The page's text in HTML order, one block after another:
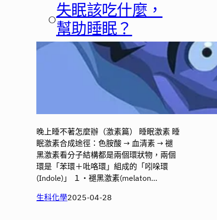
○失眠該吃什麼，
幫助睡眠？
晚上睡不著怎麼辦（激素篇） 睡眠激素 睡
眠激素合成途徑：色胺酸 → 血清素 → 褪
黑激素看分子結構都是兩個環狀物，兩個
環是「苯環＋吡咯環」組成的「吲哚環
(Indole)」 １・褪黑激素(melaton…
生科化學2025-04-28